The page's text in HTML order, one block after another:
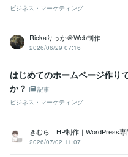
ビジネス・マーケティング
Rickaりっか＠Web制作
2026/06/29 07:16
はじめてのホームページ作り
か？
記事
ビジネス・マーケティング
きむら｜HP制作｜WordPress専
2026/07/02 11:07